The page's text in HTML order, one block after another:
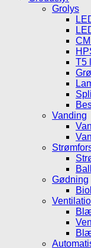
Grolys
T5
Vanding
Gødning